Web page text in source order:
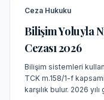
Ceza Hukuku
Bilişim Yoluyla
Cezası 2026
Bilişim sistemleri
TCK m.158/1-f
karşılık bulur. 2026